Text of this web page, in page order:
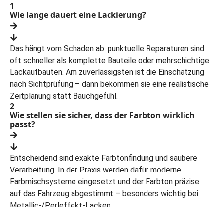
1
Wie lange dauert eine Lackierung?
Das hängt vom Schaden ab: punktuelle Reparaturen sind
oft schneller als komplette Bauteile oder mehrschichtige
Lackaufbauten. Am zuverlässigsten ist die Einschätzung
nach Sichtprüfung – dann bekommen sie eine realistische
Zeitplanung statt Bauchgefühl.
2
Wie stellen sie sicher, dass der Farbton wirklich
passt?
Entscheidend sind exakte Farbtonfindung und saubere
Verarbeitung. In der Praxis werden dafür moderne
Farbmischsysteme eingesetzt und der Farbton präzise
auf das Fahrzeug abgestimmt – besonders wichtig bei